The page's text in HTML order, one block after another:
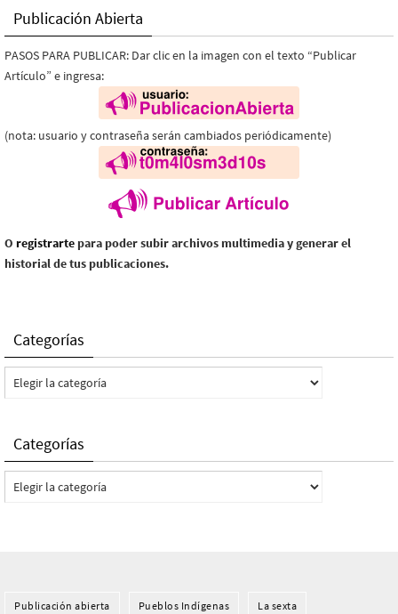
Publicación Abierta
PASOS PARA PUBLICAR: Dar clic en la imagen con el texto “Publicar
Artículo” e ingresa:
(nota: usuario y contraseña serán cambiados periódicamente)
O registrarte para poder subir archivos multimedia y generar el
historial de tus publicaciones.
Categorías
Categorías
Categorías
Categorías
Publicación abierta Pueblos Indí­genas La sexta